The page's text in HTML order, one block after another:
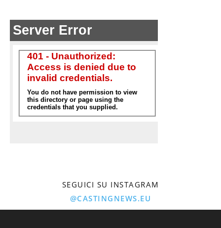
SEGUICI SU INSTAGRAM
@CASTINGNEWS.EU